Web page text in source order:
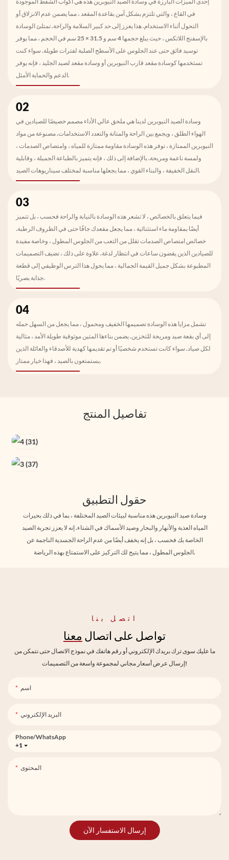
في القاع ، والتي تلتزم بشكل آمن بقاعدة المقعد ، مما يضمن عدم الانزلاق أو
التحول أثناء الاستخدام. هذا يعزز إلى حد كبير السلامة والراحة. تمتلئ الوسادة
بالإسفنج اللاتكس ، حيث يبلغ حجمها 4 سم و 31.5 × 25 سم في الحجم ، مما يوفر
توسيد فائق حتى عند الجلوس على الأسطح الصلبة لفترات طويلة. سواء كنت
تستخدمها كوسادة مقعد قارب النيوبرين أو وسادة مقعد لصيد الجليد ، فإنه يوفر
الدعم والحماية الأمثل.
02
وسادة الصيد النيوبرين لدينا هي ملحق عالي الأداء مصمم خصيصًا للصيادين في
الهواء الطلق ، ويجمع بين الراحة والمتانة والتعدد الاستخدامات. مصنوعة من مواد
النيوبرين الممتازة ، توفر هذه الوسادة مقاومة ممتازة للمياه ، وامتصاص الصدمات ،
ولمسة ناعمة ومريحة. بالإضافة إلى ذلك ، فإنه يتميز بالطباعة الجميلة ، وقابلية
النقل الخفيفة ، والبناء القوي ، مما يجعلها مناسبة لمختلف سيناريوهات الصيد.
03
فيما يتعلق بالخصائص ، لا تشعر هذه الوسادة بالنيابة والراحة فحسب ، بل تتميز
أيضًا بمقاومة ماء استثنائية ، مما يجعل مقعدك جافًا حتى في الظروف الرطبة.
خصائص امتصاص الصدمات تقلل من التعب من الجلوس المطول ، وخاصة مفيدة
للصيادين الذين يقضون ساعات في انتظار لدغة. علاوة على ذلك ، تضيف التصميمات
المطبوعة بشكل جميل القيمة الجمالية ، مما يحول هذا الترس الوظيفي إلى قطعة
جذابة بصريًا.
04
تشمل مزايا هذه الوسادة تصميمها الخفيف ومحمول ، مما يجعل من السهل حمله
إلى أي بقعة صيد ومريحة للتخزين. يضمن بناءها المتين موثوقية طويلة الأمد ، مثالية
لكل صياد. سواء كانت تستخدم شخصيًا أو تم تقديمها كهدية للأصدقاء والعائلة الذين
يستمتعون بالصيد ، فهذا خيار ممتاز.
تفاصيل المنتج
حقول التطبيق
وسادة صيد النيوبرين هذه مناسبة لبيئات الصيد المختلفة ، بما في ذلك بحيرات
المياه العذبة والأنهار والبحار وصيد الأسماك في الشتاء. إنه لا يعزز تجربة الصيد
الخاصة بك فحسب ، بل إنه يخفف أيضًا من عدم الراحة الجسدية الناجمة عن
الجلوس المطول ، مما يتيح لك التركيز على الاستمتاع بهذه الرياضة.
اتصل بنا
تواصل على اتصال معنا
ما عليك سوى ترك بريدك الإلكتروني أو رقم هاتفك في نموذج الاتصال حتى نتمكن من
إرسال عرض أسعار مجاني لمجموعة واسعة من التصميمات!
اسم
البريد الإلكتروني
+1
Phone/whatsApp
المحتوى
إرسال الاستفسار الآن